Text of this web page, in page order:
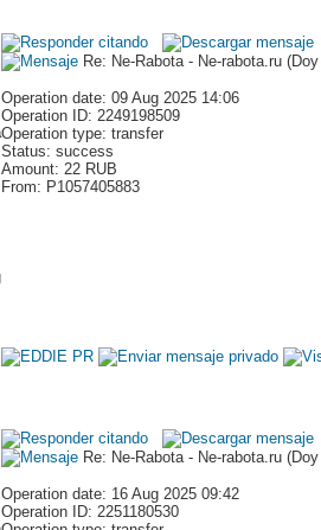
Re: Ne-Rabota - Ne-rabota.ru
Operation date: 09 Aug 2025 14:06
Operation ID: 2249198509
Operation type: transfer
Status: success
Amount: 22 RUB
From: P1057405883
Re: Ne-Rabota - Ne-rabota.ru
Operation date: 16 Aug 2025 09:42
Operation ID: 2251180530